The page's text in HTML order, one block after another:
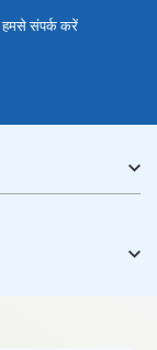
हमसे संपर्क करें